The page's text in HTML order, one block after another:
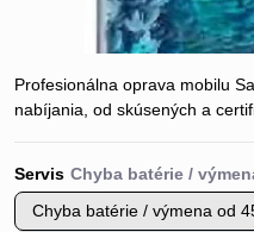
Profesionálna oprava mobilu
nabíjania, od skúsených a
Servis
Chyba batérie / výmena od